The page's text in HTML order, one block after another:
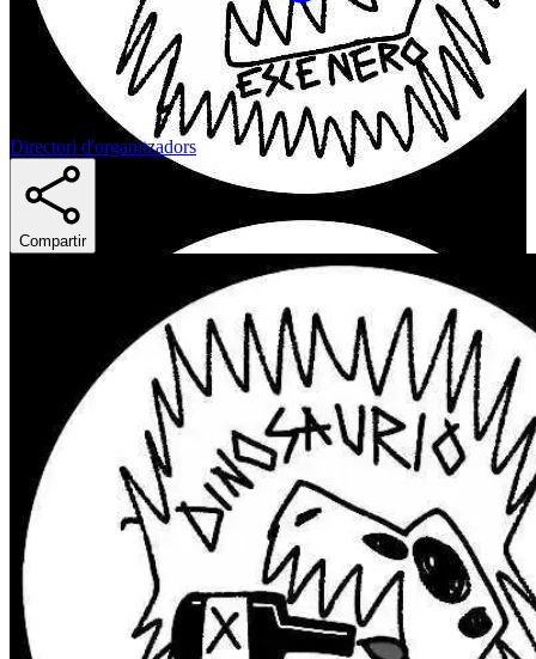
Directori d'organitzadors
Compartir